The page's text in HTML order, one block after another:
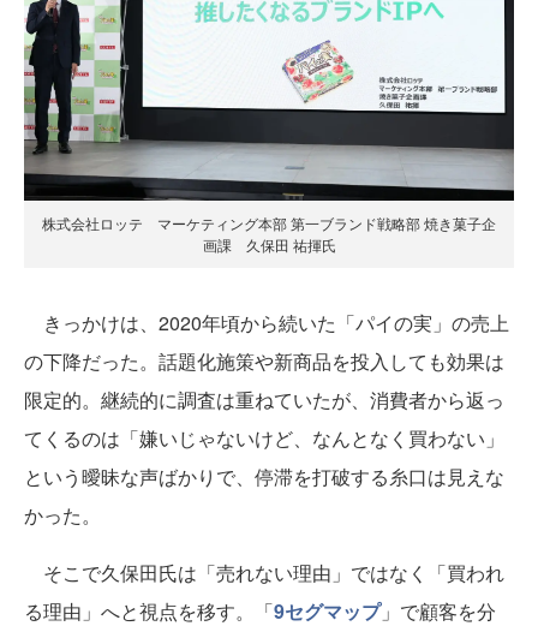
株式会社ロッテ マーケティング本部 第一ブランド戦略部 焼き菓子企
画課 久保田 祐揮氏
きっかけは、2020年頃から続いた「パイの実」の売上
の下降だった。話題化施策や新商品を投入しても効果は
限定的。継続的に調査は重ねていたが、消費者から返っ
てくるのは「嫌いじゃないけど、なんとなく買わない」
という曖昧な声ばかりで、停滞を打破する糸口は見えな
かった。
そこで久保田氏は「売れない理由」ではなく「買われ
る理由」へと視点を移す。「9セグマップ」で顧客を分